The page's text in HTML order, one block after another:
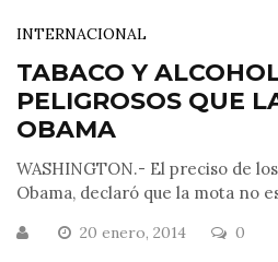
INTERNACIONAL
TABACO Y
PELIGROSOS QUE
OBAMA
WASHINGTON.- El preciso de
Obama, declaró que la mota no
20 enero, 2014 0